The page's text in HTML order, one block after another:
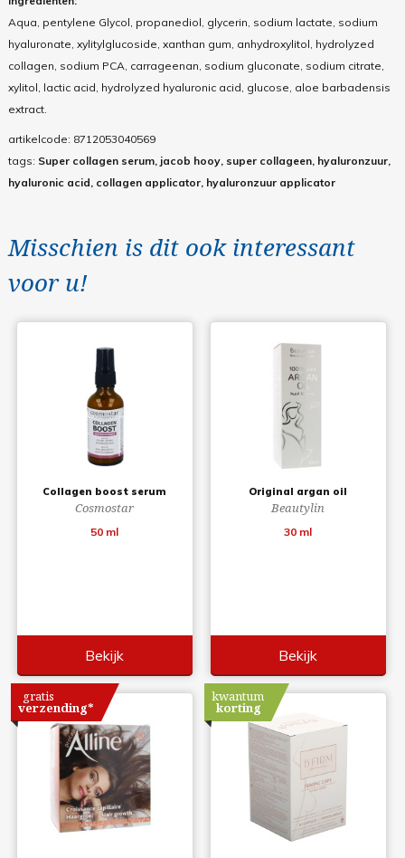
Aqua, pentylene Glycol, propanediol, glycerin, sodium lactate, sodium
hyaluronate, xylitylglucoside, xanthan gum, anhydroxylitol, hydrolyzed
collagen, sodium PCA, carrageenan, sodium gluconate, sodium citrate,
xylitol, lactic acid, hydrolyzed hyaluronic acid, glucose, aloe barbadensis
extract.
artikelcode: 8712053040569
tags: Super collagen serum, jacob hooy, super collageen, hyaluronzuur,
hyaluronic acid, collagen applicator, hyaluronzuur applicator
Misschien is dit ook interessant
voor u!
Collagen boost serum
Cosmostar
50 ml
Bekijk
Original argan oil
Beautylin
30 ml
Bekijk
gratis
verzending*
kwantum
korting